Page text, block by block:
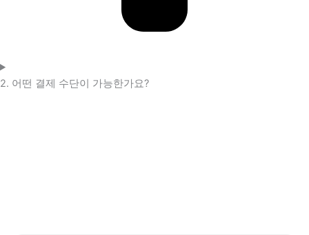
2. 어떤 결제 수단이 가능한가요?